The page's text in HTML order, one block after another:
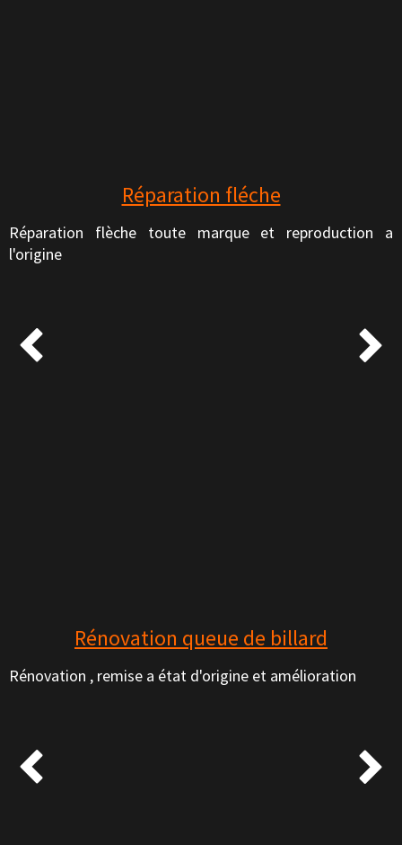
Réparation fléche
Réparation flèche toute marque et reproduction a
l'origine
 
Rénovation queue de billard
Rénovation , remise a état d'origine et amélioration
 